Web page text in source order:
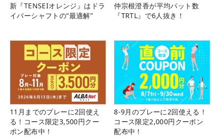
新『TENSEIオレンジ』はドラ
イバーシャフトの“最適解”
仲宗根澄香が平均パット数
『TRTL』で6人抜き！
11月までのプレーに2回使え
る！コース限定3,500円クー
ポン配布中！
8-9月のプレーに2回使える！
コース限定2,000円クーポン
配布中！